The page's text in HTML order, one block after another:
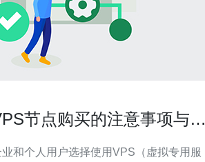
节点购买的注意事项与技
和个人用户选择使用VPS（虚拟专用服